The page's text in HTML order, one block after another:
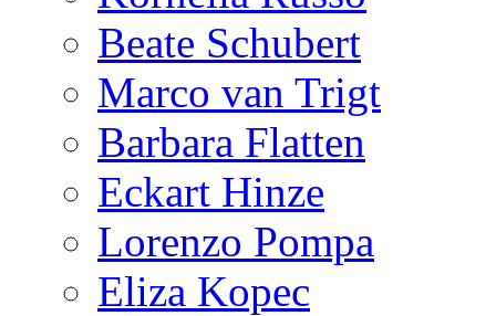
Beate Schubert
Marco van Trigt
Barbara Flatten
Eckart Hinze
Lorenzo Pompa
Eliza Kopec